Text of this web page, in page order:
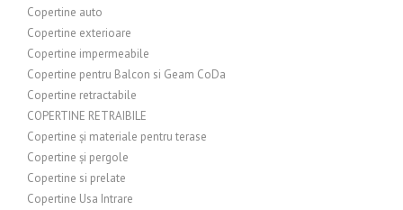
Copertine auto
Copertine exterioare
Copertine impermeabile
Copertine pentru Balcon si Geam CoDa
Copertine retractabile
COPERTINE RETRAIBILE
Copertine și materiale pentru terase
Copertine și pergole
Copertine si prelate
Copertine Usa Intrare